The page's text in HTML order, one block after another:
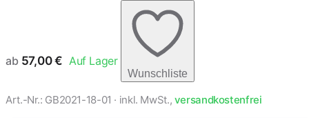
ab 57,00€ Auf Lager
Wunschliste
Art.-Nr.: GB2021-18-01 · inkl. MwSt., versandkostenfrei